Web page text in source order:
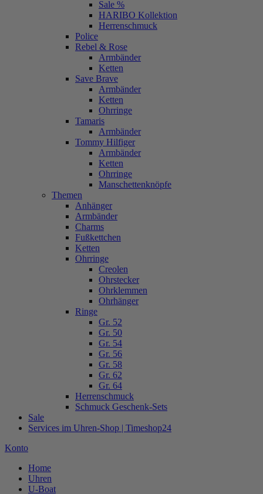
Sale %
HARIBO Kollektion
Herrenschmuck
Police
Rebel & Rose
Armbänder
Ketten
Save Brave
Armbänder
Ketten
Ohrringe
Tamaris
Armbänder
Tommy Hilfiger
Armbänder
Ketten
Ohrringe
Manschettenknöpfe
Themen
Anhänger
Armbänder
Charms
Fußkettchen
Ketten
Ohrringe
Creolen
Ohrstecker
Ohrklemmen
Ohrhänger
Ringe
Gr. 52
Gr. 50
Gr. 54
Gr. 56
Gr. 58
Gr. 62
Gr. 64
Herrenschmuck
Schmuck Geschenk-Sets
Sale
Services im Uhren-Shop | Timeshop24
Konto
Home
Uhren
U-Boat